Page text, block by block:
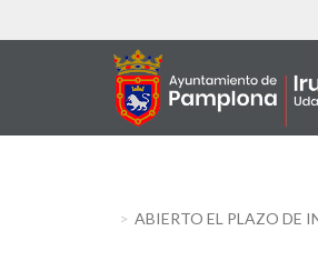
au
ABIERTO EL PLAZO DE